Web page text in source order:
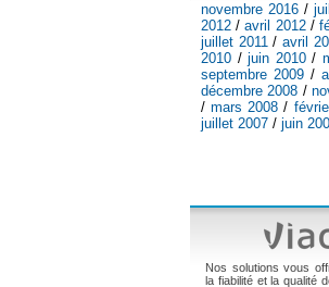
novembre 2016/
2012 /avril 2012/
juillet 2011/ avril
2010 /juin 2010/
septembre 2009 /
décembre 2008 /
/mars 2008 /
juillet 2007 / juin
Nos solutions vous
la fiabilité et la qualité